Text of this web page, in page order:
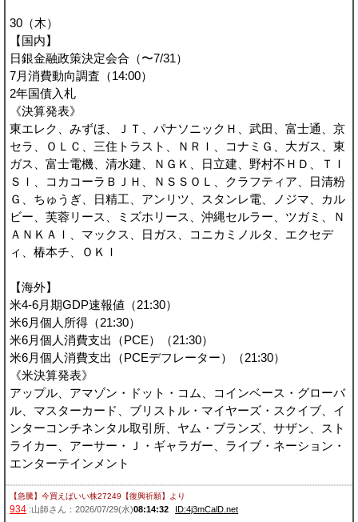
30（木）
【国内】
日銀金融政策決定会合（〜7/31）
7月消費動向調査（14:00）
2年国債入札
《決算発表》
東エレク、みずほ、ＪＴ、パナソニックＨ、武田、富士通、京
セラ、ＯＬＣ、三住トラスト、ＮＲＩ、コナミＧ、大ガス、東
ガス、富士電機、清水建、ＮＧＫ、日立建、野村不ＨＤ、ＴＩ
ＳＩ、コカコーラＢＪＨ、ＮＳＳＯＬ、クラフティア、日清粉
Ｇ、ちゅうぎ、日精工、アンリツ、スタンレ電、ノジマ、カル
ビー、芙蓉リース、ミズホリース、沖縄セルラー、ツガミ、Ｎ
ＡＮＫＡＩ、マックス、日ガス、コニカミノルタ、エクセデ
ィ、椿本チ、ＯＫＩ
【海外】
米4-6月期GDP速報値（21:30）
米6月個人所得（21:30）
米6月個人消費支出（PCE）（21:30）
米6月個人消費支出（PCEデフレーター）（21:30）
《米決算発表》
アップル、アマゾン・ドット・コム、コインベース・グローバ
ル、マスターカード、ブリストル・マイヤーズ・スクイブ、イ
ンターコンチネンタル取引所、ヤム・ブランズ、サザン、スト
ライカー、アーサー・Ｊ・ギャラガー、ライブ・ネーション・
エンターテインメント
【急騰】今買えばいい株27249【復興祈願】 より
934 :山師さん：2026/07/29(水)08:14:32 ID:4j3mCalD.net